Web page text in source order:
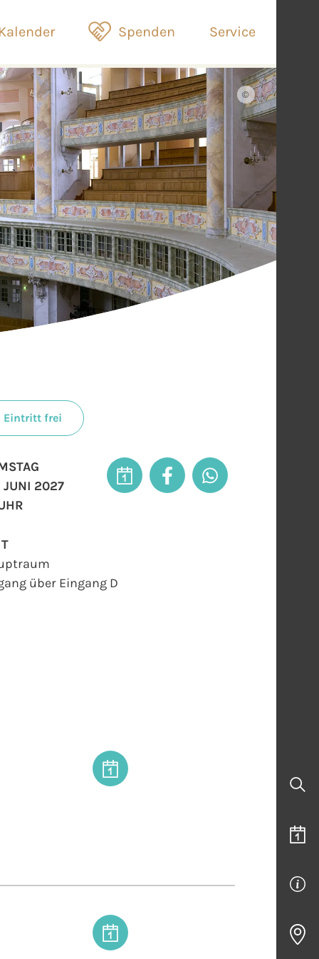
Spenden Service
©
Eintritt frei
JUNI 2027
über Eingang D